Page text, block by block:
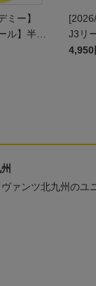
ミー】
ル】半袖
ツ JR
J3リ
ム上
4,950
ァンツ北九州のユ